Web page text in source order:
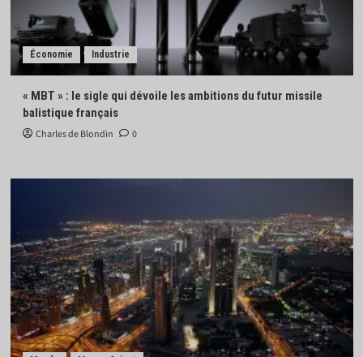
Économie Industrie
« MBT » : le sigle qui dévoile les ambitions du futur missile
balistique français
Charles de Blondin 0